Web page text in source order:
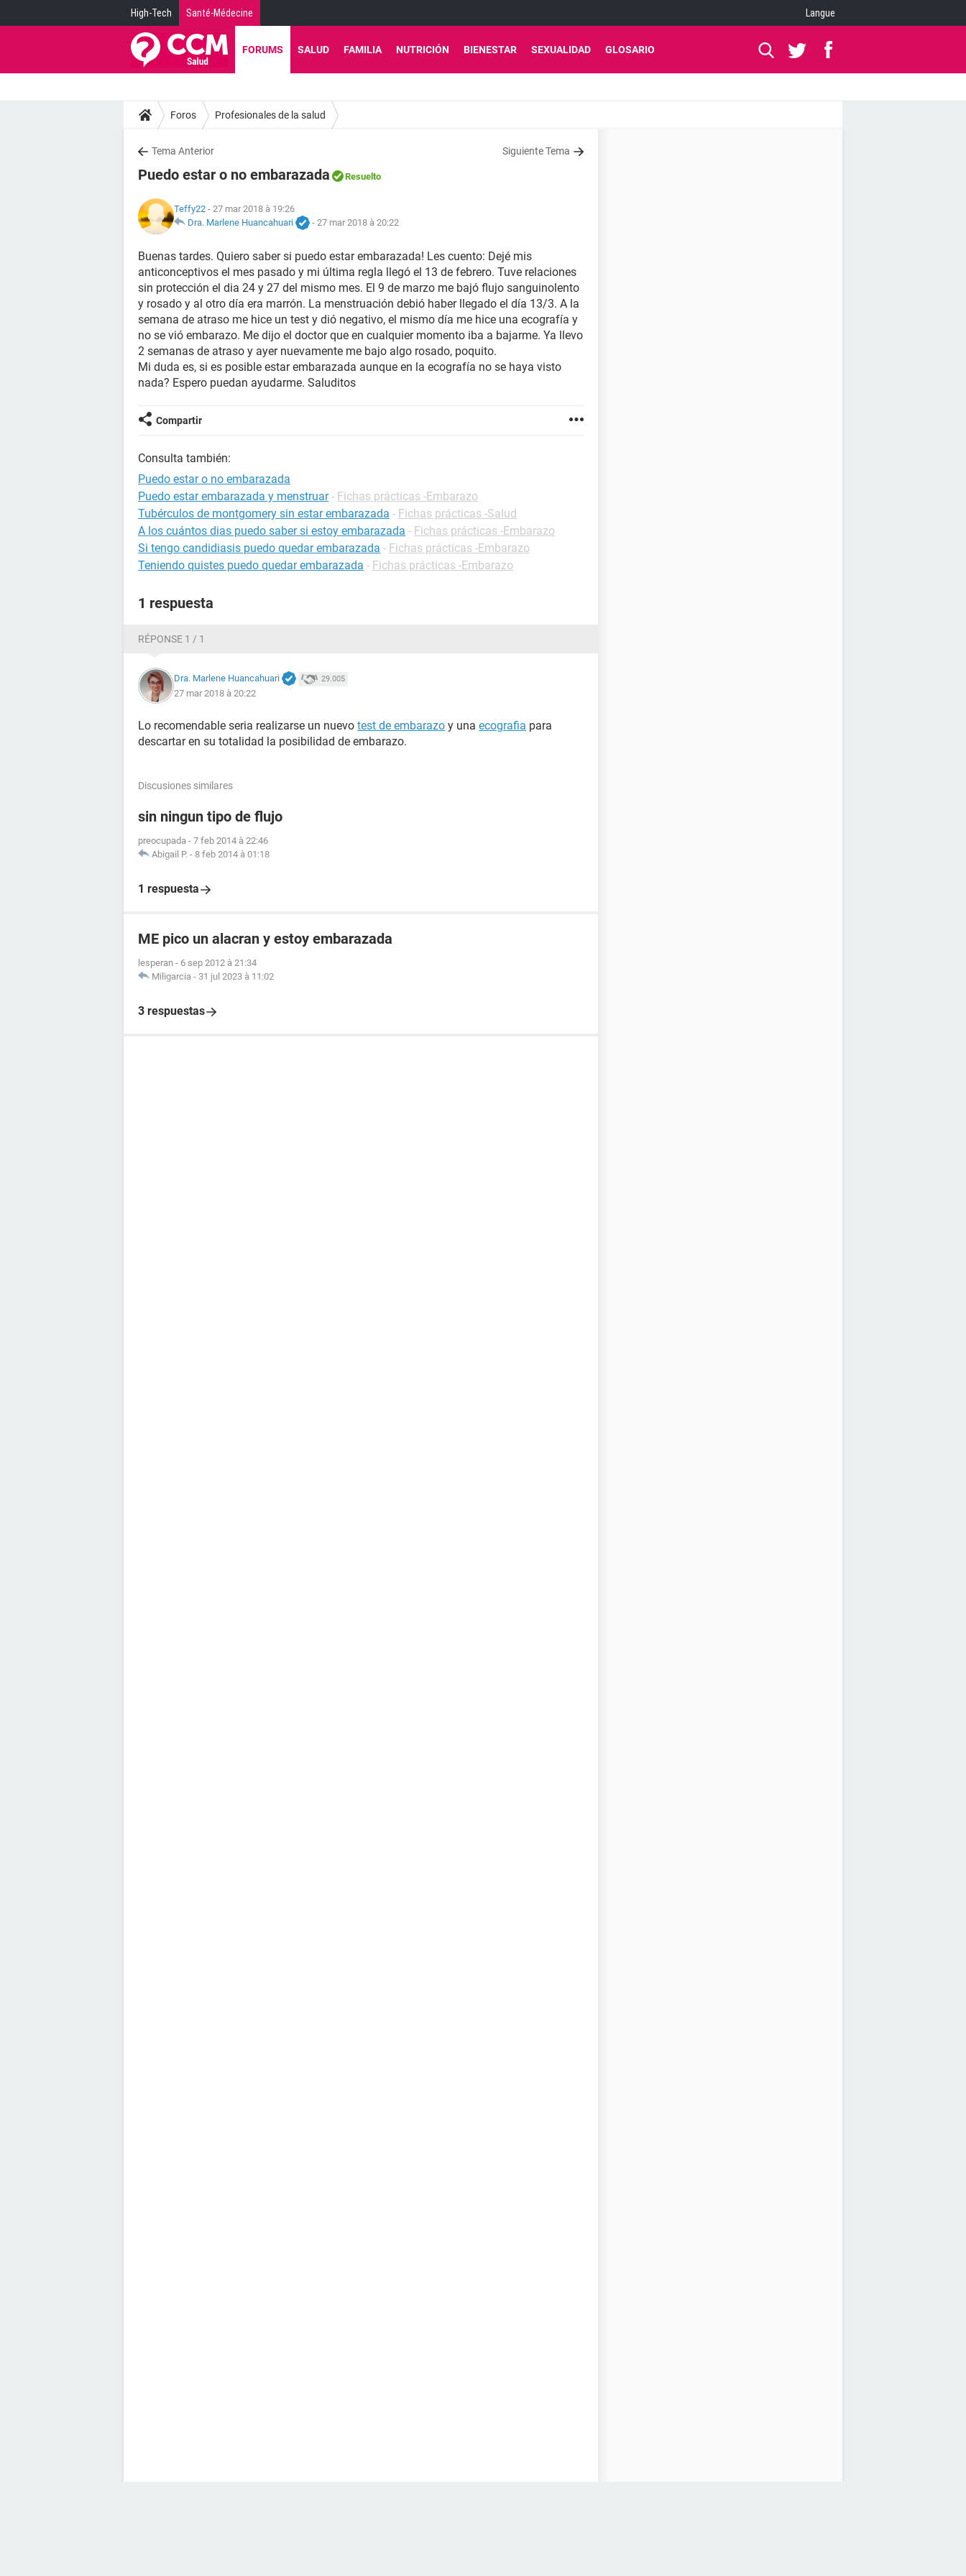
High-Tech Santé-Médecine Langue
FORUMS SALUD FAMILIA NUTRICIÓN BIENESTAR SEXUALIDAD GLOSARIO
Foros Profesionales de la salud
Tema Anterior Siguiente Tema
Puedo estar o no embarazada Resuelto
Teffy22 - 27 mar 2018 à 19:26
Dra. Marlene Huancahuari
- 27 mar 2018 à 20:22
Buenas tardes. Quiero saber si puedo estar embarazada! Les cuento: Dejé mis
anticonceptivos el mes pasado y mi última regla llegó el 13 de febrero. Tuve relaciones
sin protección el dia 24 y 27 del mismo mes. El 9 de marzo me bajó flujo sanguinolento
y rosado y al otro día era marrón. La menstruación debió haber llegado el día 13/3. A la
semana de atraso me hice un test y dió negativo, el mismo día me hice una ecografía y
no se vió embarazo. Me dijo el doctor que en cualquier momento iba a bajarme. Ya llevo
2 semanas de atraso y ayer nuevamente me bajo algo rosado, poquito.
Mi duda es, si es posible estar embarazada aunque en la ecografía no se haya visto
nada? Espero puedan ayudarme. Saluditos
Compartir
Consulta también:
Puedo estar o no embarazada
Puedo estar embarazada y menstruar - Fichas prácticas -Embarazo
Tubérculos de montgomery sin estar embarazada - Fichas prácticas -Salud
A los cuántos dias puedo saber si estoy embarazada - Fichas prácticas -Embarazo
Si tengo candidiasis puedo quedar embarazada - Fichas prácticas -Embarazo
Teniendo quistes puedo quedar embarazada - Fichas prácticas -Embarazo
1 respuesta
RÉPONSE 1 / 1
Dra. Marlene Huancahuari 29.005
27 mar 2018 à 20:22
Lo recomendable seria realizarse un nuevo test de embarazo y una ecografia para
descartar en su totalidad la posibilidad de embarazo.
Discusiones similares
sin ningun tipo de flujo
preocupada - 7 feb 2014 à 22:46
Abigail P. - 8 feb 2014 à 01:18
1 respuesta
ME pico un alacran y estoy embarazada
lesperan - 6 sep 2012 à 21:34
Miligarcia - 31 jul 2023 à 11:02
3 respuestas